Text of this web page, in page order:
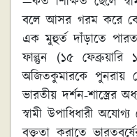
বলে আসর গরম করে
এক মুহুর্ত দাঁড়াতে
ফাল্গুন (১৫ ফেব্রুয়ারি
অজিতকুমারকে পুনরায়
ভারতীয় দর্শন-শাস্ত্রের
স্বামী উপাধিধারী